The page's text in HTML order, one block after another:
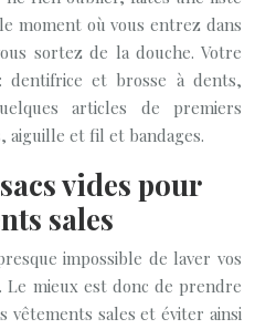
moment où vous entrez dans
sortez de la douche. Votre
et brosse à dents,
articles de premiers
aiguille et fil et bandages.
vides pour
sales
impossible de laver vos
Le mieux est donc de prendre
vêtements sales et éviter ainsi